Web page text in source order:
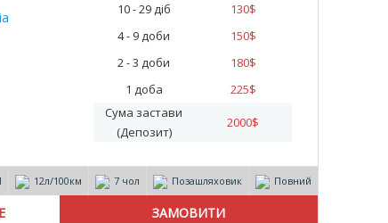
10 - 29 діб
130$
4 - 9 доби
150$
2 - 3 доби
180$
1 доба
225$
Сума застави
(Депозит)
2000$
12л/100км 7 чол Позашляховик Повний